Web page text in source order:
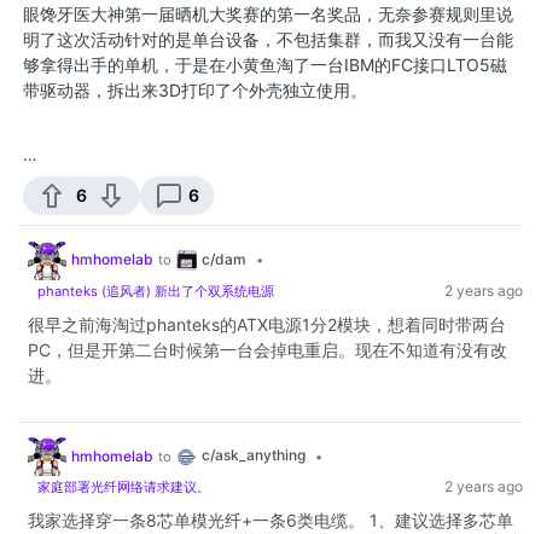
眼馋牙医大神第一届晒机大奖赛的第一名奖品，无奈参赛规则里说
明了这次活动针对的是单台设备，不包括集群，而我又没有一台能
够拿得出手的单机，于是在小黄鱼淘了一台IBM的FC接口LTO5磁
带驱动器，拆出来3D打印了个外壳独立使用。
…
6
6
hmhomelab to c/dam
•
phanteks (追风者) 新出了个双系统电源
2 years ago
很早之前海淘过phanteks的ATX电源1分2模块，想着同时带两台
PC，但是开第二台时候第一台会掉电重启。现在不知道有没有改
进。
hmhomelab to c/ask_anything
•
家庭部署光纤网络请求建议。
2 years ago
我家选择穿一条8芯单模光纤+一条6类电缆。 1、建议选择多芯单